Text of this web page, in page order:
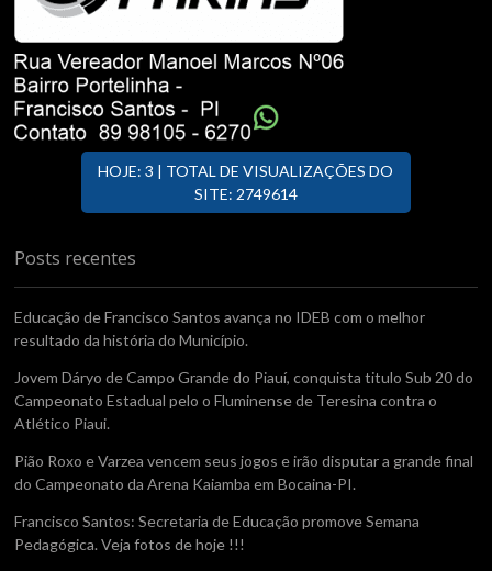
HOJE: 3 | TOTAL DE VISUALIZAÇÕES DO
SITE: 2749614
Posts recentes
Educação de Francisco Santos avança no IDEB com o melhor
resultado da história do Município.
Jovem Dáryo de Campo Grande do Piauí, conquista titulo Sub 20 do
Campeonato Estadual pelo o Fluminense de Teresina contra o
Atlético Piaui.
Pião Roxo e Varzea vencem seus jogos e irão disputar a grande final
do Campeonato da Arena Kaiamba em Bocaina-PI.
Francisco Santos: Secretaria de Educação promove Semana
Pedagógica. Veja fotos de hoje !!!